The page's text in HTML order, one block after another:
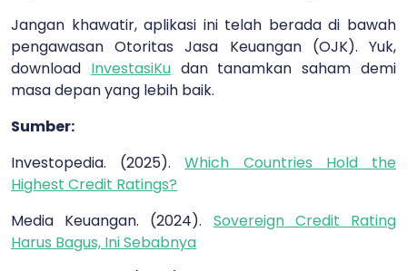
Jangan khawatir, aplikasi ini telah berada di bawah
pengawasan Otoritas Jasa Keuangan (OJK). Yuk,
download InvestasiKudan tanamkan saham demi
masa depan yang lebih baik.
Sumber:
Investopedia. (2025).Which Countries Hold the
Highest Credit Ratings?
Media Keuangan. (2024). Sovereign Credit Rating
Harus Bagus, Ini Sebabnya